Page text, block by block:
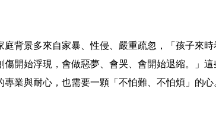
庭背景多來自家暴、性侵、嚴重疏忽，「孩子來
傷開始浮現，會做惡夢、會哭、會開始退縮。」
專業與耐心，也需要一顆「不怕難、不怕煩」的心